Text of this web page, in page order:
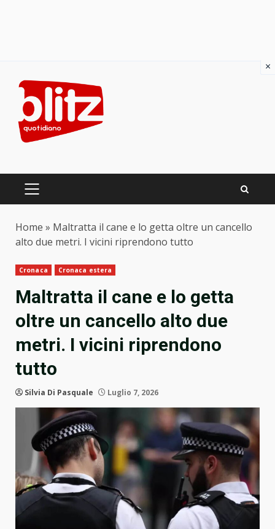
content
PRIMARY
Home » Maltratta il cane e lo getta oltre un cancello
alto due metri. I vicini riprendono tutto
Cronaca Cronaca estera
Maltratta il cane e lo getta
oltre un cancello alto due
metri. I vicini riprendono
tutto
Silvia Di Pasquale Luglio 7, 2026
×